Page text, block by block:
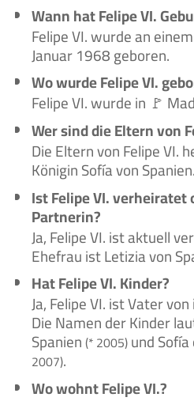
Wann hat Felipe VI.
Felipe VI. wurde an
Januar 1968 geboren.
Wo wurde Felipe VI.
Felipe VI. wurde in 🚩
Wer sind die Eltern von
Die Eltern von Felipe VI.
Königin Sofía von Spanien.
Ist Felipe VI. verheiratet
Partnerin?
Ja, Felipe VI. ist aktuell
Ehefrau ist Letizia von
Hat Felipe VI. Kinder?
Ja, Felipe VI. ist Vater
Die Namen der Kinder
Spanien(* 2005)und
2007).
Wo wohnt Felipe VI.?